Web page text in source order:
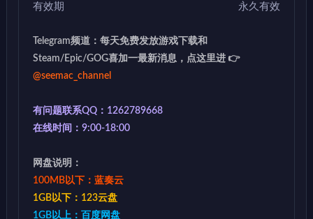
有效期 永久有效
Telegram频道：每天免费发放游戏下载和
Steam/Epic/GOG喜加一最新消息，点这里进 👉
@seemac_channel
有问题联系QQ：1262789668
在线时间：9:00-18:00
网盘说明：
100MB以下：蓝奏云
1GB以下：123云盘
1GB以上：百度网盘